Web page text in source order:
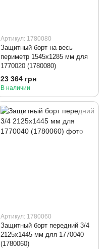
Артикул: 1780080
Защитный борт на весь
периметр 1545x1285 мм для
1770020 (1780080)
23 364 грн
В наличии
Артикул: 1780060
Защитный борт передний 3/4
2125x1445 мм для 1770040
(1780060)